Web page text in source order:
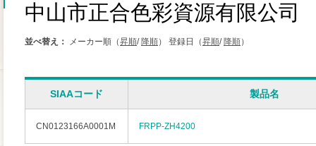
中山市正合色彩資源有限公司
並べ替え： メーカー順（昇順/ 降順） 登録日（昇順/ 降順）
SIAAコード 製品名
CN0123166A0001M FRPP-ZH4200